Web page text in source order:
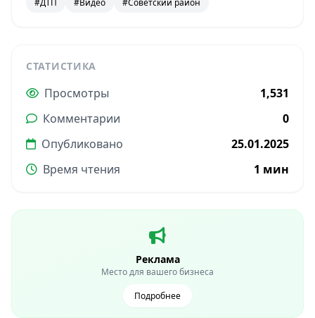
#ДТП #Видео #Советский район
СТАТИСТИКА
Просмотры
1,531
Комментарии
0
Опубликовано
25.01.2025
Время чтения
1 мин
Реклама
Место для вашего бизнеса
Подробнее